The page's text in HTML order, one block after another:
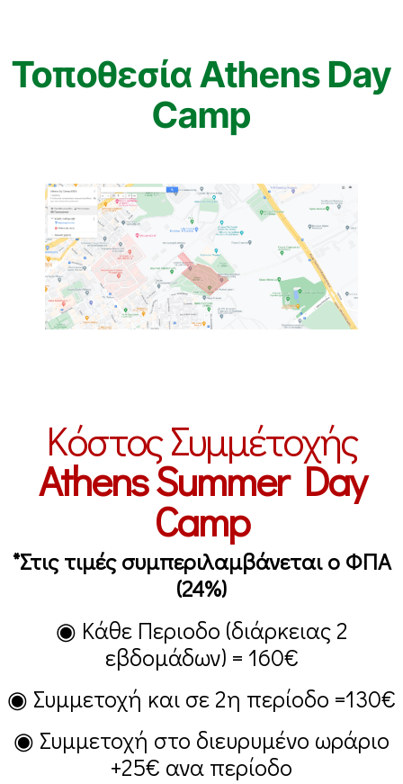
Τοποθεσία Athens Day
Camp
Κόστος Συμμέτοχής
Athens Summer Day
Camp
*Στις τιμές συμπεριλαμβάνεται ο ΦΠΑ
(24%)
◉ Κάθε Περιοδο (διάρκειας 2
εβδομάδων) = 160€
◉ Συμμετοχή και σε 2η περίοδο =130€
◉ Συμμετοχή στο διευρυμένο ωράριο
+25€ ανα περίοδο